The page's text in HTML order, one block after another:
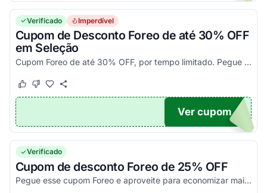
Verificado Imperdível
Cupom de Desconto Foreo de até 30% OFF
em Seleção
Cupom Foreo de até 30% OFF, por tempo limitado. Pegue o código promocional e usufrua!
Este cupom funcionou
Este cupom não funcionou
G10
Ver cupom
Verificado
Cupom de desconto Foreo de 25% OFF
Pegue esse cupom Foreo e aproveite para economizar mais 25% nos produtos LUNA fofo &amp; LUNA mini 2, UFO &amp; UFO Mini. Aplique o voucher no carrinho e aproveite agora!